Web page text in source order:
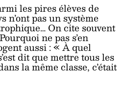
les pires élèves de
n’ont pas un système
On cite souvent
ne pas s’en
aussi : « À quel
dit que mettre tous les
la même classe, c’était